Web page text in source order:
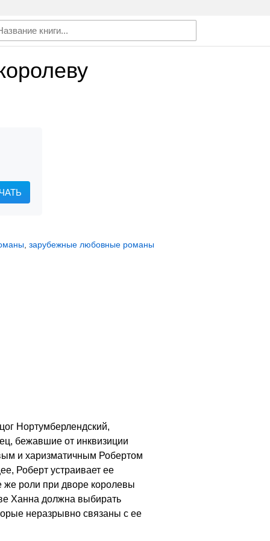
зарубежные любовные романы
Нортумберлендский,
бежавшие от инквизиции
и харизматичным Робертом
Роберт устраивает ее
же роли при дворе королевы
Ханна должна выбирать
неразрывно связаны с ее